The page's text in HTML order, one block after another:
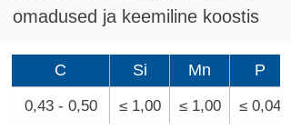
omadused ja keemiline koostis
C Si Mn P
0,43 - 0,50 ≤ 1,00 ≤ 1,00 ≤ 0,04